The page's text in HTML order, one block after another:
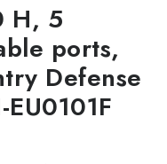
H, 5
ports,
Defense